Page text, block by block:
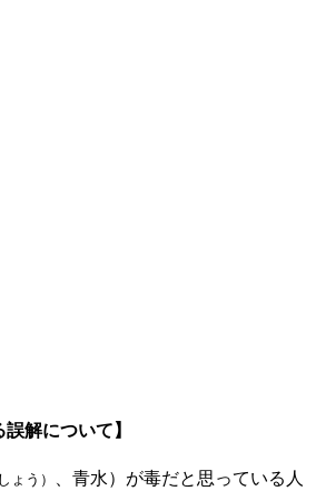
解について】
ょう）
、青水）が毒だと思っている人